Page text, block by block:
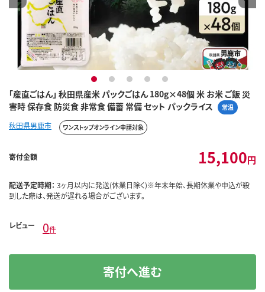
「産直ごはん」 秋田県産米 パックごはん 180g×48個 米 お米 ご飯 災
害時 保存食 防災食 非常食 備蓄 常備 セット パックライス
常温
1 2 3 4 5
秋田県男鹿市 ワンストップオンライン申請対象
寄付金額 15,100円
配送予定時期： 3ヶ月以内に発送(休業日除く)※年末年始、長期休業や申込が殺
到した際は、発送が遅れる場合がございます。
レビュー 0件
寄付へ進む